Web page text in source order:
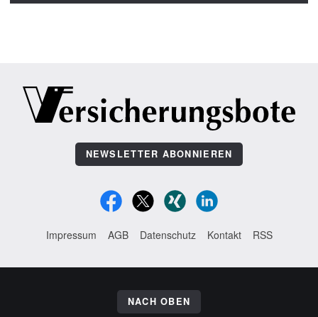
NEWSLETTER ABONNIEREN
Impressum AGB Datenschutz Kontakt RSS
NACH OBEN